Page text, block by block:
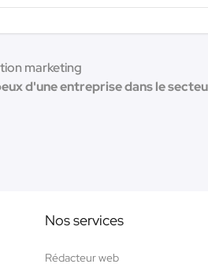
marketing
d'une entreprise dans le
Nos services
Rédacteur web